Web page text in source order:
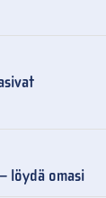
löydä omasi